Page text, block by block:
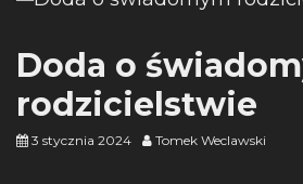
Doda o
rodzicielstwie
3 stycznia 2024 Tomek Weclawski